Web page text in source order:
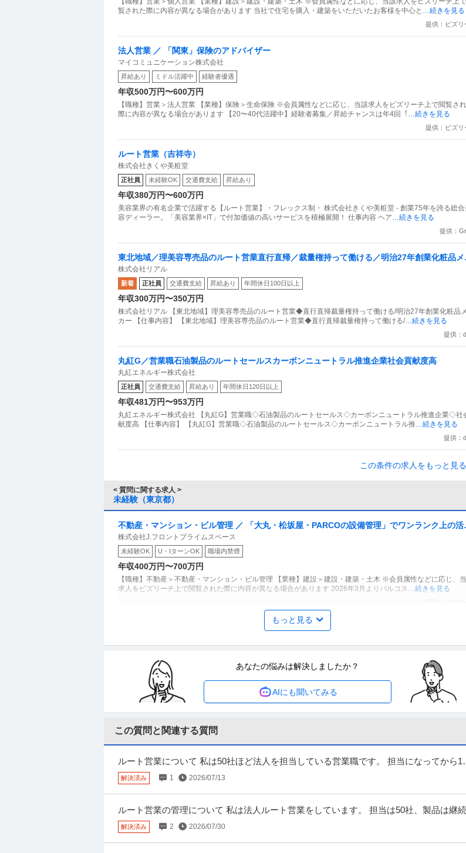
覧された際に内容が異なる場合があります 当社で住宅を購入・建築をいただいたお客様を中心と …続きを見る
提供：ビズリ
法人営業 ／ 「関東」保険のアドバイザー
マイコミュニケーション株式会社
昇給あり ミドル活躍中 経験者優遇
年収500万円〜600万円
【職種】営業＞法人営業 【業種】保険＞生命保険 ※会員属性などに応じ、当該求人をビズリーチ上で閲覧さ
際に内容が異なる場合があります 【20〜40代活躍中】経験者募集／昇給チャンスは年4回︕ …続きを見る
提供：ビズリ
ルート営業（吉祥寺）
株式会社きくや美粧堂
正社員 未経験OK 交通費支給 昇給あり
年収380万円〜600万円
美容業界の有名企業で活躍する【ルート営業】・フレックス制・ 株式会社きくや美粧堂 - 創業75年を誇る総
容ディーラー。「美容業界×IT」で付加価値の高いサービスを積極展開！ 仕事内容 ヘア…続きを見る
提供：
東北地域／理美容専売品のルート営業直行直帰／裁量権持って働ける／明治27年創業化粧品メ
カー
株式会社リアル
新着 正社員 交通費支給 昇給あり 年間休日100日以上
年収300万円〜350万円
株式会社リアル 【東北地域】理美容専売品のルート営業◆直行直帰裁量権持って働ける/明治27年創業化粧品
カー 【仕事内容】 【東北地域】理美容専売品のルート営業◆直行直帰裁量権持って働ける/…続きを見る
提供：
丸紅G／営業職石油製品のルートセールスカーボンニュートラル推進企業社会貢献度高
丸紅エネルギー株式会社
正社員 交通費支給 昇給あり 年間休日120日以上
年収481万円〜953万円
丸紅エネルギー株式会社 【丸紅G】営業職◇石油製品のルートセールス◇カーボンニュートラル推進企業◇社
献度高 【仕事内容】 【丸紅G】営業職◇石油製品のルートセールス◇カーボンニュートラル推…続きを見る
提供：
この条件の求人をもっと見る
< 質問に関する求人 >
未経験（東京都）
不動産・マンション・ビル管理 ／ 「大丸・松坂屋・PARCOの設備管理」でワンランク上の活
躍！充実の高待遇で理想のキャリアを築きませんか？
株式会社J.フロントプライムスペース
未経験OK U・IターンOK 職場内禁煙
年収400万円〜700万円
【職種】不動産＞不動産・マンション・ビル管理 【業種】建設＞建設・建築・土木 ※会員属性などに応じ、
求人をビズリーチ上で閲覧された際に内容が異なる場合があります 2026年3月よりパルコス …続きを見る
個人営業 ／ キャリアアドバイザー（入社2年目平均年収 1820万円／未経験歓迎）
年収1,000万円
【職種】営業＞個人営業 【業種】サービス＞人材紹介・人材派遣 ※会員属性などに応じ、当該求人をビズリー
上で閲覧された際に内容が異なる場合があります 【この仕事で得られるもの】 当社のキャリア…続きを見る
ECサイト運営・ECコンサルタント ／ 「EC運営担当／未経験歓迎」美容・健康領域で急成長中
ンチャー企業／創業3年目で年商10億円〜
ペガサスブランディング株式会社
新着 未経験OK 職場内禁煙 土日休み
【職種】Webサービス・制作＞ECサイト運営・ECコンサルタント 【業種】メーカー＞日用品 ※会員属性など
応じ、当該求人をビズリーチ上で閲覧された際に内容が異なる場合があります ┏┓ ┗■
「植物で空間をデザイン」商業施設・ホテルのグリーン空間づくり／未経験・植物が好きな方歓
もっと見る
あなたの悩みは解決しましたか？
AIにも聞いてみる
この質問と関連する質問
ルート営業について 私は50社ほど法人を担当している営業職です。 担当になってから1
も面談したことがない客先があります。 理由はメール、電話などで...
解決済み 1 2026/07/13
ルート営業の管理について 私は法人ルート営業をしています。 担当は50社、製品は継
引品（化学系）です。 毎日どこの客先へ行ったかを部長のデスクに...
解決済み 2 2026/07/30